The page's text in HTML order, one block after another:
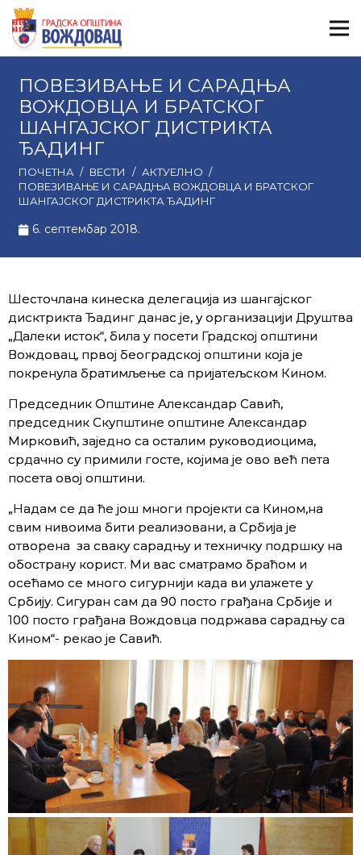
ПОВЕЗИВАЊЕ И САРАДЊА
ВОЖДОВЦА И БРАТСКОГ
ШАНГАЈСКОГ ДИСТРИКТА
ЂАДИНГ
ПОЧЕТНА / ВЕСТИ / АКТУЕЛНО /
ПОВЕЗИВАЊЕ И САРАДЊА ВОЖДОВЦА И БРАТСКОГ
ШАНГАЈСКОГ ДИСТРИКТА ЂАДИНГ
6. септембар 2018.
Шесточлана кинеска делегација из шангајског
дисктрикта Ђадинг данас је, у организацији Друштва
„Далеки исток“, била у посети Градској општини
Вождовац, првoj београдскoj општини која је
покренула братимљење са пријатељском Кином.
Председник Општине Александар Савић,
председник Скупштине општине Александар
Мирковић, заједно са осталим руководиоцима,
срдачно су примили госте, којима је ово већ пета
посета овој општини.
„Надам се да ће још многи пројекти са Кином,на
свим нивоима бити реализовани, а Србија је
отворена за сваку сарадњу и техничку подршку на
обострану корист. Ми вас сматрамо браћом и
осећамо се много сигурнији када ви улажете у
Србију. Сигуран сам да 90 посто грађана Србије и
100 посто грађана Вождовца подржава сарадњу са
Кином“- рекао је Савић.